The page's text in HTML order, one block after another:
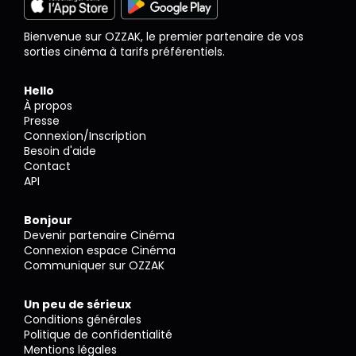
Bienvenue sur OZZAK, le premier partenaire de vos
sorties cinéma à tarifs préférentiels.
Hello
À propos
Presse
Connexion/Inscription
Besoin d'aide
Contact
API
Bonjour
Devenir partenaire Cinéma
Connexion espace Cinéma
Communiquer sur OZZAK
Un peu de sérieux
Conditions générales
Politique de confidentialité
Mentions légales